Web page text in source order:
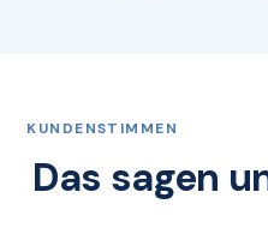
KUNDENSTIMMEN
Das sagen